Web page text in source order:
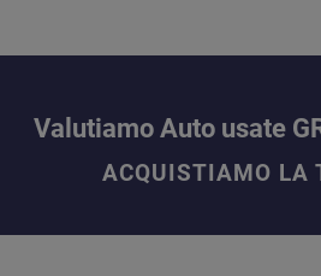
Valutiamo Auto usate
ACQUISTIAMO LA